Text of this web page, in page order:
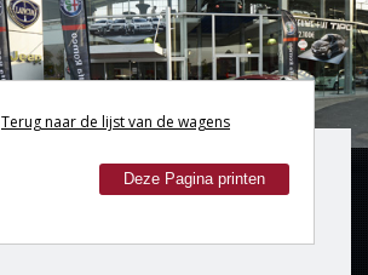
Terug naar de lijst van de wagens
Deze Pagina printen